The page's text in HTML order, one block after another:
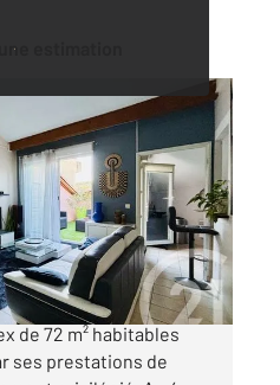
une estimation
vendre
€
de ville, ce superbe
de 72 m² habitables
ses prestations de